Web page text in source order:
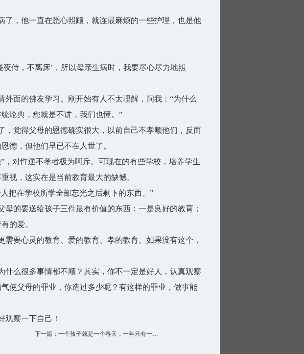
，他一直在悉心照顾，就连最麻烦的一些护理，也是他
侍，不离床’，所以母亲生病时，我要尽心尽力地照
面的佛友学习。刚开始有人不太理解，问我：“为什么
论典，您就是不讲，我们也懂。”
觉得父母的恩德确实很大，以前自己不孝顺他们，反而
德，但他们早已不在人世了。
对忤逆不孝者极为呵斥。可现在的有些学校，培养学生
视，这实在是当前教育最大的缺憾。
把在学校所学全部忘光之后剩下的东西。”
的要送给孩子三件最有价值的东西：一是良好的教育；
的爱。
要心灵的教育、爱的教育、孝的教育。如果没有这个，
么很多事情都不顺？其实，你不一定是好人，认真观察
使父母的罪业，你造过多少呢？有这样的罪业，做事能
察一下自己！
下一篇：一个孩子就是一个春天，一年只有一…